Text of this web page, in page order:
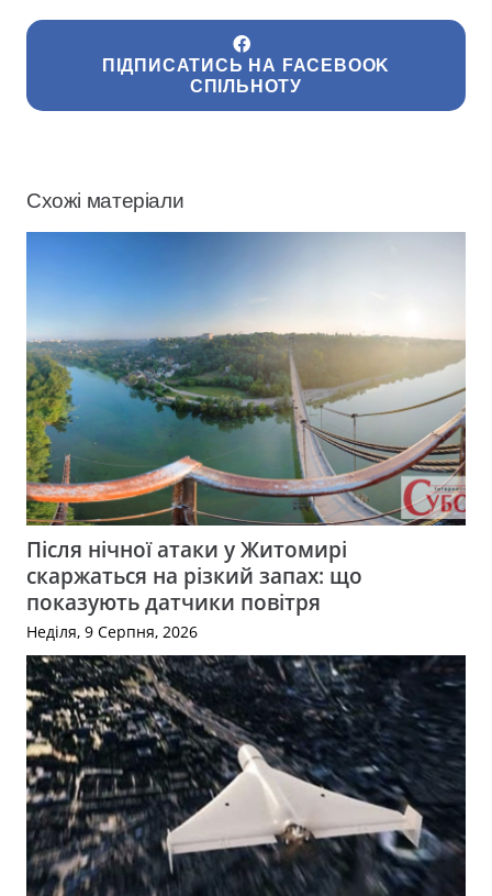
ПІДПИСАТИСЬ НА FACEBOOK
СПІЛЬНОТУ
Схожі матеріали
Після нічної атаки у Житомирі
скаржаться на різкий запах: що
показують датчики повітря
Неділя, 9 Серпня, 2026